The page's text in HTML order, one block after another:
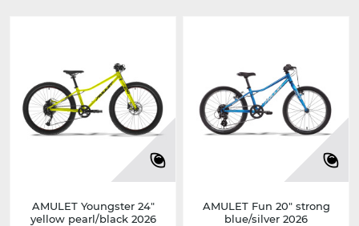
AMULET Youngster 24"
yellow pearl/black 2026
AMULET Fun 20" strong
blue/silver 2026